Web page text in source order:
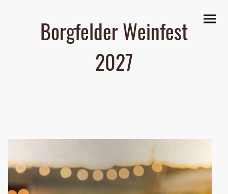
Borgfelder Weinfest
2027